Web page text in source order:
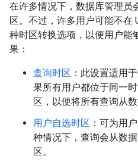
在许多情况下，数据库管理员
区。不过，许多用户可能不在
种时区转换选项，以便用户能
果：
查询时区 ：此设置适用
果所有用户都位于同一
区，以便将所有查询从
用户自选时区 ：可为用
种情况下，查询会从数
区。